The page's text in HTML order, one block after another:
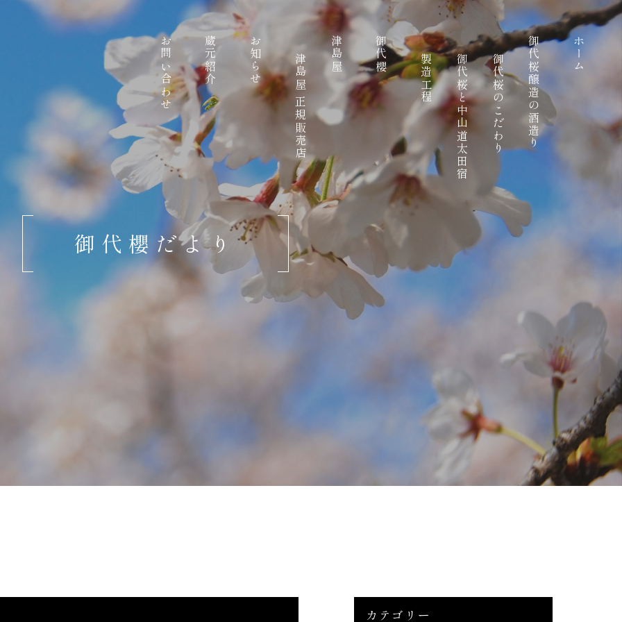
ホーム
御代桜醸造の酒造り
御代桜のこだわり
御代桜と中山道太田宿
製造工程
御代櫻
津島屋
津島屋 正規販売店
お知らせ
蔵元紹介
お問い合わせ
御代櫻だより
カテゴリー